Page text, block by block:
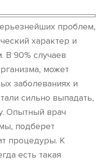
проблем,
характер и
В 90% случаев
может
заболеваниях и
сильно выпадать,
Опытный врач
подберет
процедуры. К
есть такая